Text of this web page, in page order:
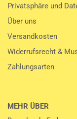
Privatsphäre und
Über uns
Versandkosten
Widerrufsrecht &
Zahlungsarten
MEHR ÜBER